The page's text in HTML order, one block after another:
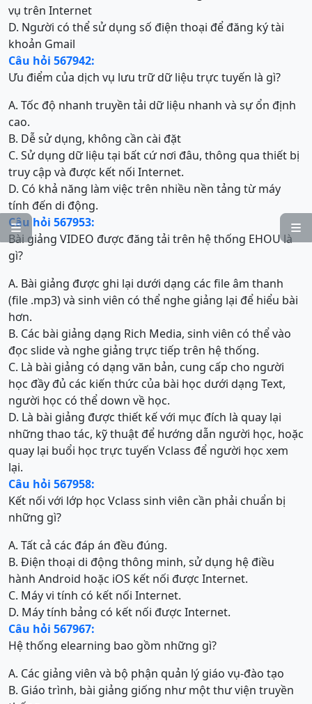


vụ trên Internet
D. Người có thể sử dụng số điện thoại để đăng ký tài
khoản Gmail
Câu hỏi 567942:
Ưu điểm của dịch vụ lưu trữ dữ liệu trực tuyến là gì?
A. Tốc độ nhanh truyền tải dữ liệu nhanh và sự ổn định
cao.
B. Dễ sử dụng, không cần cài đặt
C. Sử dụng dữ liệu tại bất cứ nơi đâu, thông qua thiết bị
truy cập và được kết nối Internet.
D. Có khả năng làm việc trên nhiều nền tảng từ máy
tính đến di động.
Câu hỏi 567953:
Bài giảng VIDEO được đăng tải trên hệ thống EHOU là
gì?
A. Bài giảng được ghi lại dưới dạng các file âm thanh
(file .mp3) và sinh viên có thể nghe giảng lại để hiểu bài
hơn.
B. Các bài giảng dạng Rich Media, sinh viên có thể vào
đọc slide và nghe giảng trực tiếp trên hệ thống.
C. Là bài giảng có dạng văn bản, cung cấp cho người
học đầy đủ các kiến thức của bài học dưới dạng Text,
người học có thể down về học.
D. Là bài giảng được thiết kế với mục đích là quay lại
những thao tác, kỹ thuật để hướng dẫn người học, hoặc
quay lại buổi học trực tuyến Vclass để người học xem
lại.
Câu hỏi 567958:
Kết nối với lớp học Vclass sinh viên cần phải chuẩn bị
những gì?
A. Tất cả các đáp án đều đúng.
B. Điện thoại di động thông minh, sử dụng hệ điều
hành Android hoặc iOS kết nối được Internet.
C. Máy vi tính có kết nối Internet.
D. Máy tính bảng có kết nối được Internet.
Câu hỏi 567967:
Hệ thống elearning bao gồm những gì?
A. Các giảng viên và bộ phận quản lý giáo vụ-đào tạo
B. Giáo trình, bài giảng giống như một thư viện truyền